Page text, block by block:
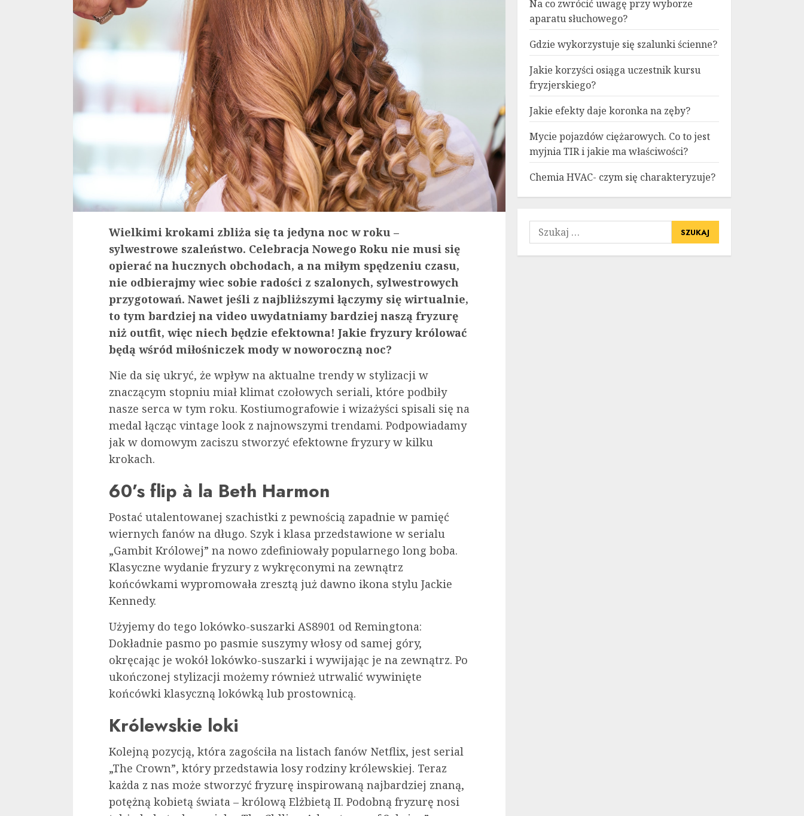
Wielkimi krokami zbliża się ta jedyna noc w roku –
sylwestrowe szaleństwo. Celebracja Nowego Roku nie musi się
opierać na hucznych obchodach, a na miłym spędzeniu czasu,
nie odbierajmy wiec sobie radości z szalonych, sylwestrowych
przygotowań. Nawet jeśli z najbliższymi łączymy się wirtualnie,
to tym bardziej na video uwydatniamy bardziej naszą fryzurę
niż outfit, więc niech będzie efektowna! Jakie fryzury królować
będą wśród miłośniczek mody w noworoczną noc?
Nie da się ukryć, że wpływ na aktualne trendy w stylizacji w
znaczącym stopniu miał klimat czołowych seriali, które podbiły
nasze serca w tym roku. Kostiumografowie i wizażyści spisali się na
medal łącząc vintage look z najnowszymi trendami. Podpowiadamy
jak w domowym zaciszu stworzyć efektowne fryzury w kilku
krokach.
60’s flip à la Beth Harmon
Postać utalentowanej szachistki z pewnością zapadnie w pamięć
wiernych fanów na długo. Szyk i klasa przedstawione w serialu
„Gambit Królowej” na nowo zdefiniowały popularnego long boba.
Klasyczne wydanie fryzury z wykręconymi na zewnątrz
końcówkami wypromowała zresztą już dawno ikona stylu Jackie
Kennedy.
Użyjemy do tego lokówko-suszarki AS8901 od Remingtona:
Dokładnie pasmo po pasmie suszymy włosy od samej góry,
okręcając je wokół lokówko-suszarki i wywijając je na zewnątrz. Po
ukończonej stylizacji możemy również utrwalić wywinięte
końcówki klasyczną lokówką lub prostownicą.
Królewskie loki
Kolejną pozycją, która zagościła na listach fanów Netflix, jest serial
„The Crown”, który przedstawia losy rodziny królewskiej. Teraz
każda z nas może stworzyć fryzurę inspirowaną najbardziej znaną,
potężną kobietą świata – królową Elżbietą II. Podobną fryzurę nosi
Na co zwrócić uwagę przy wyborze
aparatu słuchowego?
Gdzie wykorzystuje się szalunki ścienne?
Jakie korzyści osiąga uczestnik kursu
fryzjerskiego?
Jakie efekty daje koronka na zęby?
Mycie pojazdów ciężarowych. Co to jest
myjnia TIR i jakie ma właściwości?
Chemia HVAC- czym się charakteryzuje?
Szukaj: